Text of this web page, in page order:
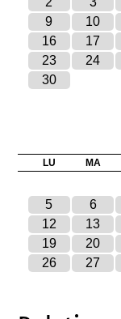
9
10
16
17
23
24
30
LU MA
5
6
12
13
19
20
26
27